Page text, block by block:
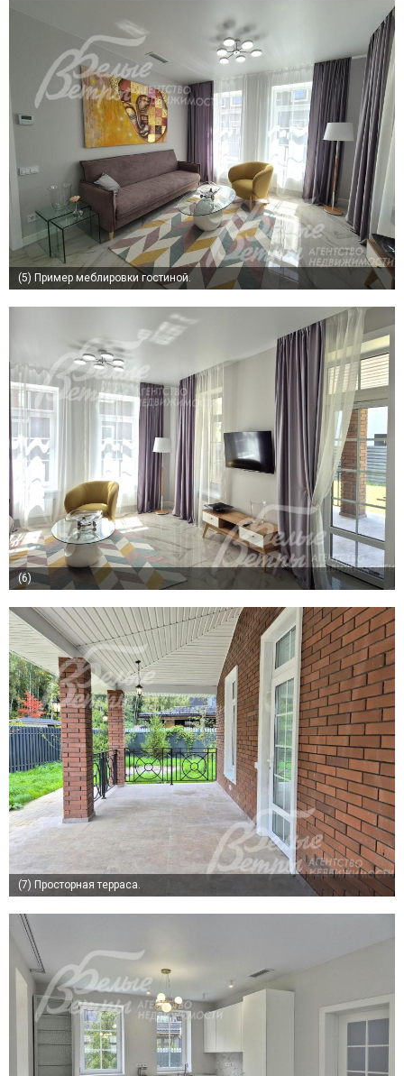
(5) Пример меблировки гостиной.
(6)
(7) Просторная терраса.